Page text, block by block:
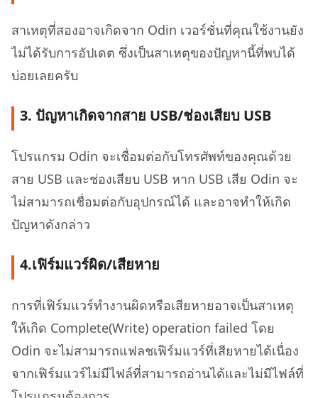
สาเหตุที่สองอาจเกิดจาก Odin เวอร์ชั่นที่คุณใช้งานยัง
ไม่ได้รับการอัปเดต ซึ่งเป็นสาเหตุของปัญหานี้ที่พบได้
บ่อยเลยครับ
3. ปัญหาเกิดจากสาย USB/ช่องเสียบ USB
โปรแกรม Odin จะเชื่อมต่อกับโทรศัพท์ของคุณด้วย
สาย USB และช่องเสียบ USB หาก USB เสีย Odin จะ
ไม่สามารถเชื่อมต่อกับอุปกรณ์ได้ และอาจทำให้เกิด
ปัญหาดังกล่าว
4.เฟิร์มแวร์ผิด/เสียหาย
การที่เฟิร์มแวร์ทำงานผิดหรือเสียหายอาจเป็นสาเหตุ
ให้เกิด Complete(Write) operation failed โดย
Odin จะไม่สามารถแฟลชเฟิร์มแวร์ที่เสียหายได้เนื่อง
จากเฟิร์มแวร์ไม่มีไฟล์ที่สามารถอ่านได้และไม่มีไฟล์ที่